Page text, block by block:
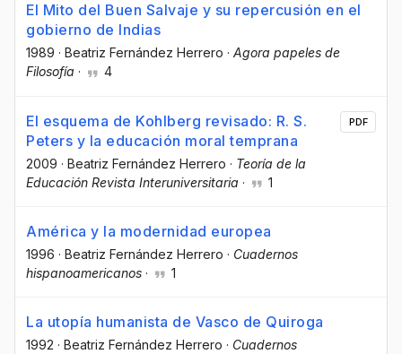
El Mito del Buen Salvaje y su repercusión en el
gobierno de Indias
1989 · Beatriz Fernández Herrero · Agora papeles de
Filosofía · 4
El esquema de Kohlberg revisado: R. S.
Peters y la educación moral temprana
2009 · Beatriz Fernández Herrero · Teoría de la
Educación Revista Interuniversitaria · 1
PDF
América y la modernidad europea
1996 · Beatriz Fernández Herrero · Cuadernos
hispanoamericanos · 1
La utopía humanista de Vasco de Quiroga
1992 · Beatriz Fernández Herrero · Cuadernos